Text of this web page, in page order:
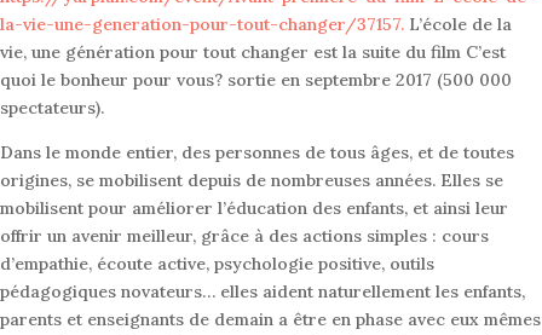
la-vie-une-generation-pour-tout-changer/37157. L’école de la
vie, une génération pour tout changer est la suite du film C’est
quoi le bonheur pour vous? sortie en septembre 2017 (500 000
spectateurs).
Dans le monde entier, des personnes de tous âges, et de toutes
origines, se mobilisent depuis de nombreuses années. Elles se
mobilisent pour améliorer l’éducation des enfants, et ainsi leur
offrir un avenir meilleur, grâce à des actions simples : cours
d’empathie, écoute active, psychologie positive, outils
pédagogiques novateurs… elles aident naturellement les enfants,
parents et enseignants de demain a être en phase avec eux mêmes